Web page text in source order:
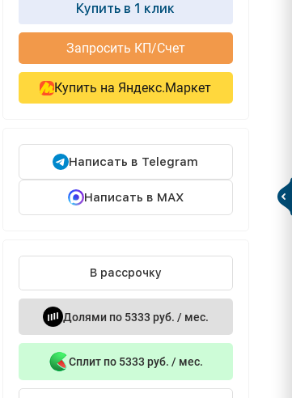
Купить в 1 клик
Запросить КП/Счет
Купить на Яндекс.Маркет
Написать в Telegram
Написать в MAX
В рассрочку
Долями по 5333 руб. / мес.
Сплит по 5333 руб. / мес.